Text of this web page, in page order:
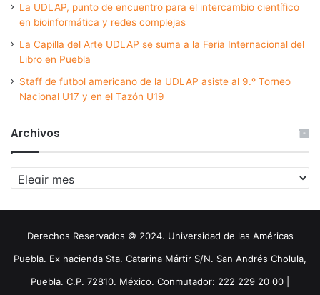
La UDLAP, punto de encuentro para el intercambio científico
en bioinformática y redes complejas
La Capilla del Arte UDLAP se suma a la Feria Internacional del
Libro en Puebla
Staff de futbol americano de la UDLAP asiste al 9.º Torneo
Nacional U17 y en el Tazón U19
Archivos
Archivos
Derechos Reservados © 2024. Universidad de las Américas
Puebla. Ex hacienda Sta. Catarina Mártir S/N. San Andrés Cholula,
Puebla. C.P. 72810. México. Conmutador: 222 229 20 00 |